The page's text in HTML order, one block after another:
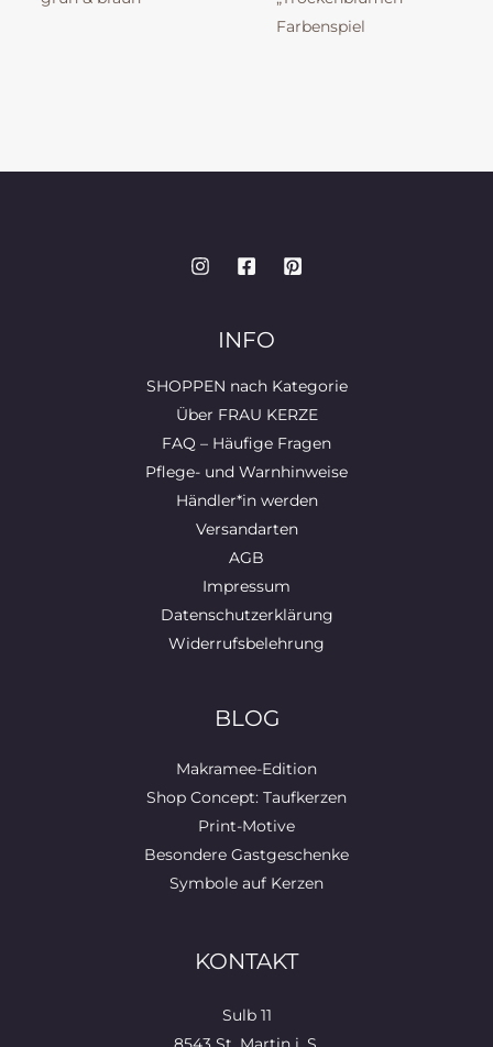
Farbenspiel
INFO
SHOPPEN nach Kategorie
Über FRAU KERZE
FAQ – Häufige Fragen
Pflege- und Warnhinweise
Händler*in werden
Versandarten
AGB
Impressum
Datenschutzerklärung
Widerrufsbelehrung
BLOG
Makramee-Edition
Shop Concept: Taufkerzen
Print-Motive
Besondere Gastgeschenke
Symbole auf Kerzen
KONTAKT
Sulb 11